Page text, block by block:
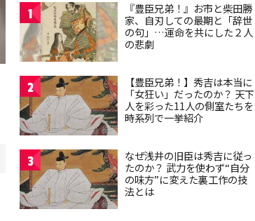
1
『豊臣兄弟！』お市と柴田勝
家、自刃しての最期と「辞世
の句」…運命を共にした２人
の悲劇
2
【豊臣兄弟！】秀吉は本当に
「女狂い」だったのか？ 天下
人を彩った11人の側室たちを
時系列で一挙紹介
3
なぜ浅井の旧臣は秀吉に従っ
たのか？ 武力を使わず“自分
の味方”に変えた裏工作の技
法とは